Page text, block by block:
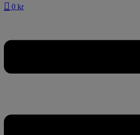
0 kr